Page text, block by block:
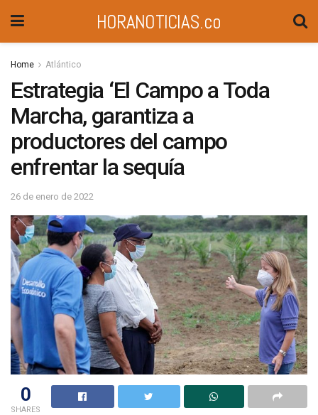
HORANOTICIAS.co
Home Atlántico
Estrategia ‘El Campo a Toda
Marcha, garantiza a
productores del campo
enfrentar la sequía
26 de enero de 2022
0
SHARES